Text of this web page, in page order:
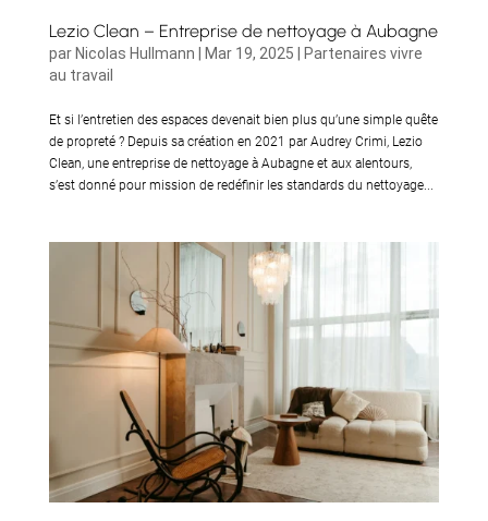
Lezio Clean – Entreprise de nettoyage à Aubagne
par Nicolas Hullmann Mar 19, 2025
Partenaires vivre
au travail
Et si l’entretien des espaces devenait bien plus qu’une simple quête
de propreté ? Depuis sa création en 2021 par Audrey Crimi, Lezio
Clean, une entreprise de nettoyage à Aubagne et aux alentours,
s’est donné pour mission de redéfinir les standards du nettoyage...